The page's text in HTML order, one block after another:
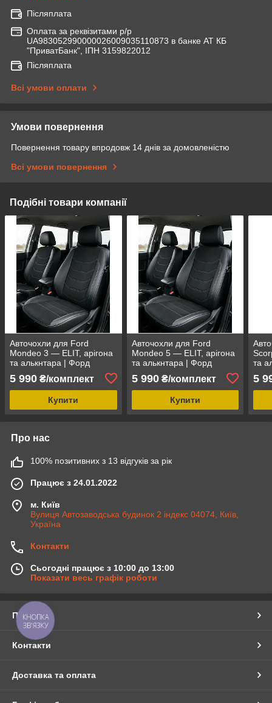
Післяплата
Оплата за реквізитами р/р
UA983052990000026009035110873 в банке АТ КБ
"ПриватБанк", ІПН 3159822012
Післяплата
Всі умови оплати
Умови повернення
Повернення товару впродовж 14 днів за домовленістю
Всі умови повернення
Подібні товари компанії
Авточохли для Ford
Mondeo 3 — ELIT, арігона
та алькнтара | Форд
5 990 ₴/комплект
Купити
Авточохли для Ford
Mondeo 5 — ELIT, арігона
та алькнтара | Форд
5 990₴/комплект
Купити
та
5
Про нас
100% позитивних з 13 відгуків за рік
Працює з 24.01.2022
м. Київ
Вулиця Автозаводська будинок 2 індекс 04074, Київ,
Україна
Контакти
Сьогодні працює з 10:00 до 13:00
Показати весь графік роботи
Про нас
Контакти
Доставка та оплата
КНОПКА
ЗВ'ЯЗКУ